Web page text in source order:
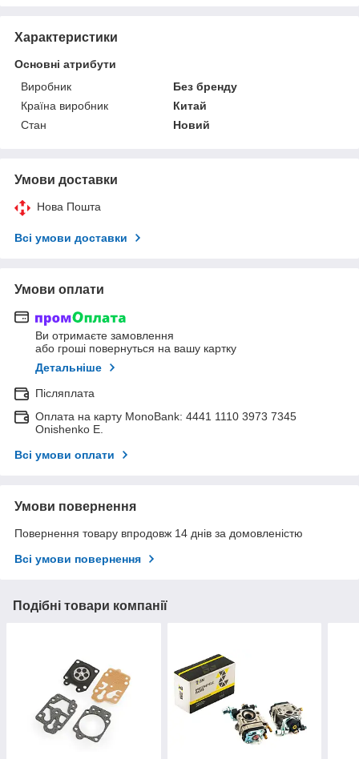
Характеристики
Основні атрибути
Виробник
Без бренду
Країна виробник
Китай
Стан
Новий
Умови доставки
Нова Пошта
Всі умови доставки
Умови оплати
Ви отримаєте замовлення
або гроші повернуться на вашу картку
Детальніше
Післяплата
Оплата на карту MonoBank: 4441 1110 3973 7345
Onishenko E.
Всі умови оплати
Умови повернення
Повернення товару впродовж 14 днів за домовленістю
Всі умови повернення
Подібні товари компанії